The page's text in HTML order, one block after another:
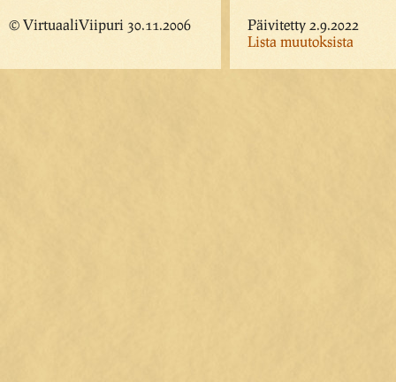
© VirtuaaliViipuri 30.11.2006
Päivitetty 2.9.2022
Lista muutoksista